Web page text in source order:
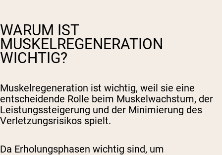
WARUM IST
MUSKELREGENERATION
WICHTIG?
Muskelregeneration ist wichtig, weil sie eine
entscheidende Rolle beim Muskelwachstum, der
Leistungssteigerung und der Minimierung des
Verletzungsrisikos spielt.
Da Erholungsphasen wichtig sind, um